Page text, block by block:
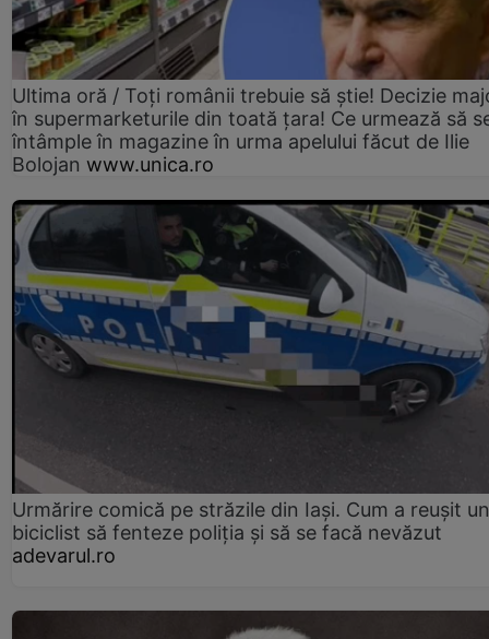
Ultima oră / Toți românii trebuie să știe! Decizie
în supermarketurile din toată țara! Ce urmează să
întâmple în magazine în urma apelului făcut de Ilie
Bolojan www.unica.ro
Urmărire comică pe străzile din Iași. Cum a reușit un
biciclist să fenteze poliția și să se facă nevăzut
adevarul.ro